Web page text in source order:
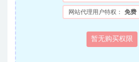
网站代理用户特权： 免费
暂无购买权限